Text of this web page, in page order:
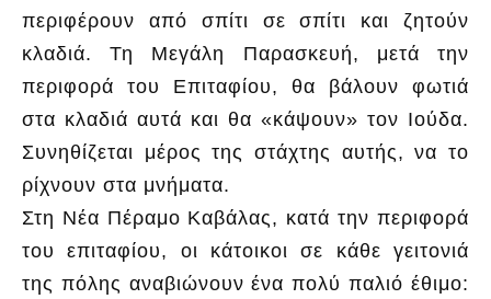
περιφέρουν από σπίτι σε σπίτι και ζητούν
κλαδιά. Τη Μεγάλη Παρασκευή, μετά την
περιφορά του Επιταφίου, θα βάλουν φωτιά
στα κλαδιά αυτά και θα «κάψουν» τον Ιούδα.
Συνηθίζεται μέρος της στάχτης αυτής, να το
ρίχνουν στα μνήματα.
Στη Νέα Πέραμο Καβάλας, κατά την περιφορά
του επιταφίου, οι κάτοικοι σε κάθε γειτονιά
της πόλης αναβιώνουν ένα πολύ παλιό έθιμο: